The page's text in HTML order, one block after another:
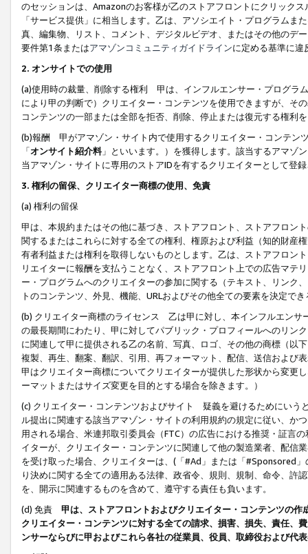
のセッションは、Amazonのお客様が乙のストアフロントにクリック
「サービス提供」に相当します。乙は、アソシエイト・プログラム
真、編集物、リスト、コメント、デジタルビデオ、またはその他のデ
要件第1条またはアマゾンコミュニティガイドラインに定める基準に違
2. オンサイトでの使用
(a)使用時の裁量、削除する権利 甲は、インフルエンサー・プログラ
により甲の判断で）クリエイター・コンテンツを使用できますが、そ
コンテンツの一部または全部を拒否、削除、停止または復元する権利
(b)報酬 甲がアマゾン・サイト内で使用するクリエイター・コンテン
「オンサイト紹介料」といいます。）を獲得します。該当するアマゾ
当アマゾン・サイトに専用のストアIDを有するクリエイターとして登
3. 権利の留保、クリエイター商標の使用、免責
(a) 権利の留保
甲は、本規約またはその他に基づき、ストアフロント、ストアフロン
関するまたはこれらに対する全ての権利、権原および利益（知的財産
有者利益または権利を取得しないものとします。乙は、ストアフロン
リエイターに報酬を支払うことなく、ストアフロント上での広告マテ
ー・プログラムへのクリエイターの参加に関する（テキスト、リンク
トのコンテンツ、外見、機能、URLおよびその他全ての要素を決定で
(b) クリエイター商標のライセンス 乙は甲に対し、本インフルエンサ
の最長期間にわたり、甲に対してパブリック・プロフィールへのリン
に関連して甲に提供される乙の名前、写真、ロゴ、その他の商標（以
複製、再生、翻案、翻訳、引用、再フォーマット、配信、送信および
甲はクリエイター商標についてクリエイターが提供した形状から変更
ーマットまたはサイズ変更を目的とする場合を除きます。）
(c) クリエイター・コンテンツおよびサイト 疑義を避けるためにいう
ル提出に関連する該当アマゾン・サイトの利用規約の規定に従い、か
用される場合、米連邦取引委員会（FTC）の広告における推奨・証言
イターが、クリエイター・コンテンツに関連して他の製造業者、配信
を受け取った場合、クリエイターは、(「#Ad」または「#Sponsored
り決めに関する全ての適用ある法律、政省令、規則、規制、命令、許
を、開示に関連するものを含めて、遵守する責任も負います。
(d) 免責 甲は、ストアフロントおよびクリエイター・コンテンツの
クリエイター・コンテンツに対する全ての請求、損害、損失、責任、
ンサーならびに甲およびこれら各社の従業員、役員、取締役および代